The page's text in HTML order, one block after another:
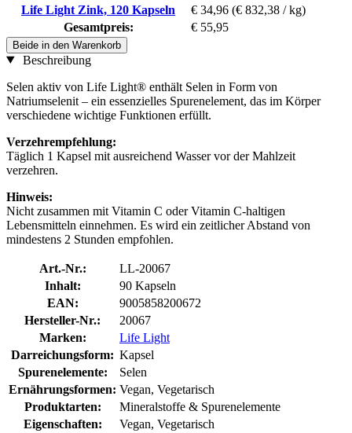
Life Light Zink, 120 Kapseln
€ 34,96 (€ 832,38 / kg)
Gesamtpreis:
€ 55,95
Beide in den Warenkorb
Beschreibung
Selen aktiv von Life Light® enthält Selen in Form von
Natriumselenit – ein essenzielles Spurenelement, das im Körper
verschiedene wichtige Funktionen erfüllt.
Verzehrempfehlung:
Täglich 1 Kapsel mit ausreichend Wasser vor der Mahlzeit
verzehren.
Hinweis:
Nicht zusammen mit Vitamin C oder Vitamin C-haltigen
Lebensmitteln einnehmen. Es wird ein zeitlicher Abstand von
mindestens 2 Stunden empfohlen.
Art.-Nr.:
LL-20067
Inhalt:
90 Kapseln
EAN:
9005858200672
Hersteller-Nr.:
20067
Marken:
Life Light
Darreichungsform: Kapsel
Spurenelemente:
Selen
Ernährungsformen: Vegan, Vegetarisch
Produktarten:
Mineralstoffe & Spurenelemente
Eigenschaften:
Vegan, Vegetarisch